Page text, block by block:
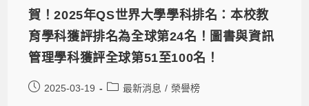
賀！2025年QS世界大學學科排名：本校教
育學科獲評排名為全球第24名！圖書與資訊
管理學科獲評全球第51至100名！
2025-03-19 最新消息 / 榮譽榜